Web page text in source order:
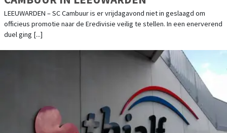
LEEUWARDEN – SC Cambuur is er vrijdagavond niet in geslaagd om
officieus promotie naar de Eredivisie veilig te stellen. In een enerverend
duel ging [...]